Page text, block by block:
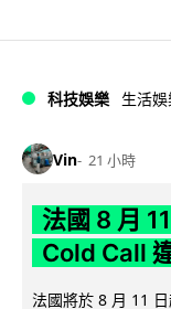
科技娛樂 生活
Vin 21 小時
法國 8 月
Cold Call
法國將於 8 月 11